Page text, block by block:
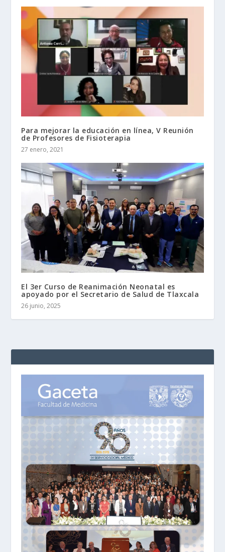
Para mejorar la educación en línea, V Reunión
de Profesores de Fisioterapia
27 enero, 2021
El 3er Curso de Reanimación Neonatal es
apoyado por el Secretario de Salud de Tlaxcala
26 junio, 2025